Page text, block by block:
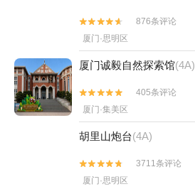


876条评论
厦门·思明区
厦门诚毅自然探索馆(4A)


405条评论
厦门·集美区
胡里山炮台(4A)


3711条评论
厦门·思明区